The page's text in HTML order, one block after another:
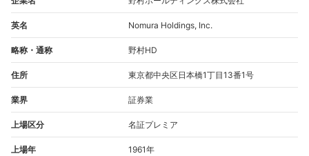
英名 Nomura Holdings, Inc.
略称・通称 野村HD
住所 東京都中央区日本橋1丁目13番1号
業界 証券業
上場区分 名証プレミア
上場年 1961年